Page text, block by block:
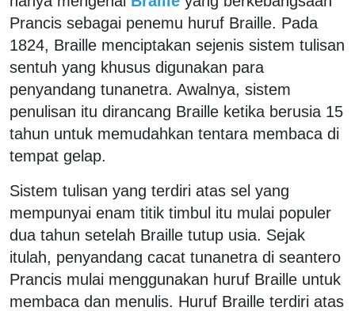
Prancis sebagai penemu huruf Braille. Pada
1824, Braille menciptakan sejenis sistem tulisan
sentuh yang khusus digunakan para
penyandang tunanetra. Awalnya, sistem
penulisan itu dirancang Braille ketika berusia 15
tahun untuk memudahkan tentara membaca di
tempat gelap.
Sistem tulisan yang terdiri atas sel yang
mempunyai enam titik timbul itu mulai populer
dua tahun setelah Braille tutup usia. Sejak
itulah, penyandang cacat tunanetra di seantero
Prancis mulai menggunakan huruf Braille untuk
membaca dan menulis. Huruf Braille terdiri atas